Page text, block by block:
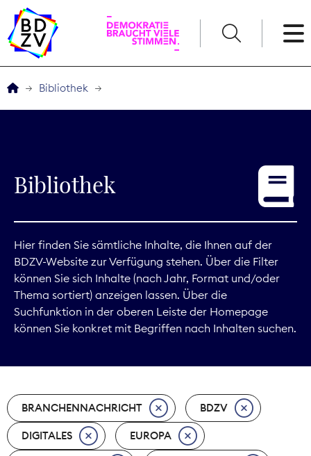
Service
Digitales
Kommunikation
Marktdaten
Nachhaltigkeit
Nachwuchs
Bibliothek
Bibliothek
Hier finden Sie sämtliche Inhalte, die Ihnen auf der
BDZV-Website zur Verfügung stehen. Über die Filter
können Sie sich Inhalte (nach Jahr, Format und/oder
Thema sortiert) anzeigen lassen. Über die
Suchfunktion in der oberen Leiste der Homepage
können Sie konkret mit Begriffen nach Inhalten suchen.
BRANCHENNACHRICHT BDZV
DIGITALES EUROPA